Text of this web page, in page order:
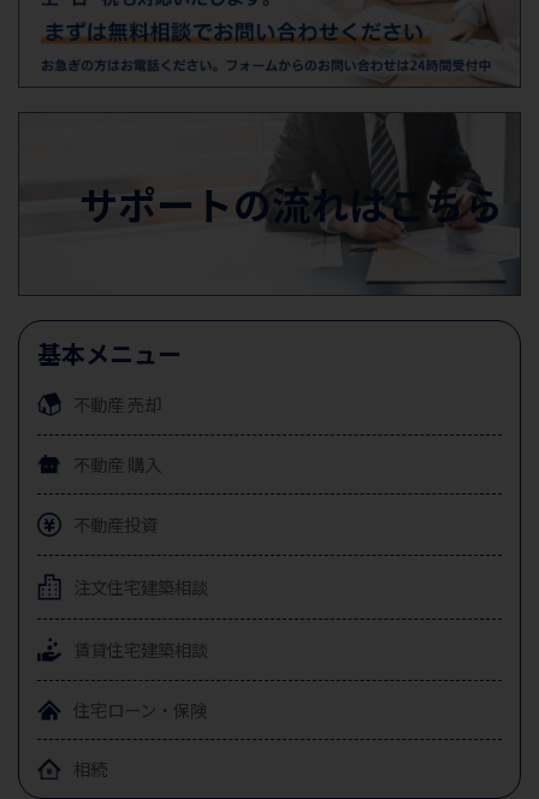
サポートの流れはこちら
基本メニュー
不動産 売却
不動産 購入
不動産投資
注文住宅建築相談
賃貸住宅建築相談
住宅ローン・保険
相続